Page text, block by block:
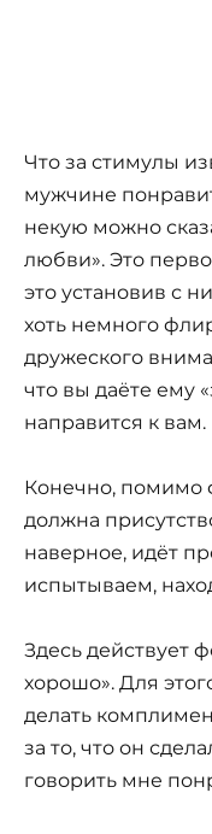
Что за стимулы
мужчине
некую можно
любви». Это
это установив с
хоть немного
дружеского
что вы даёте ему
направится к вам.
Конечно, помимо
должна
наверное, идёт
испытываем,
Здесь действует
хорошо». Для
делать
за то, что он
говорить мне